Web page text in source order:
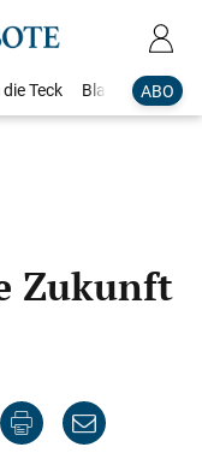
ABO
Teck Blaulicht
Zukunft